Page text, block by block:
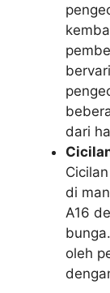
dari
di
A16
oleh